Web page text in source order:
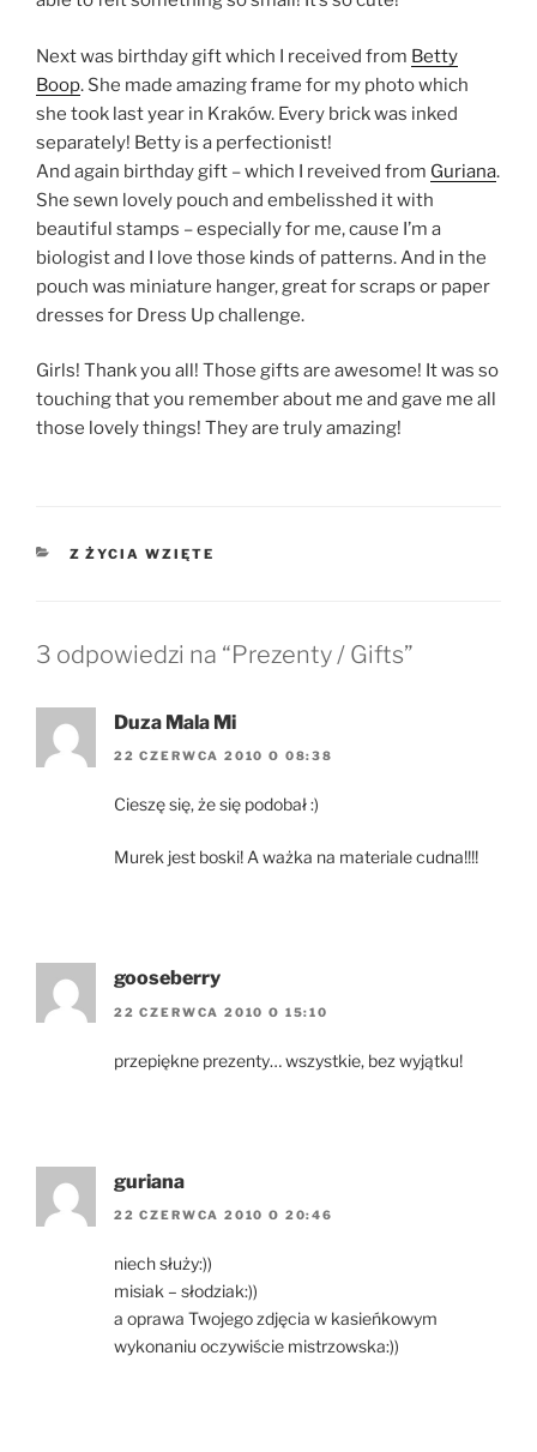
Next was birthday gift which I received from Betty
Boop. She made amazing frame for my photo which
she took last year in Kraków. Every brick was inked
separately! Betty is a perfectionist!
And again birthday gift – which I reveived from Guriana.
She sewn lovely pouch and embelisshed it with
beautiful stamps – especially for me, cause I’m a
biologist and I love those kinds of patterns. And in the
pouch was miniature hanger, great for scraps or paper
dresses for Dress Up challenge.
Girls! Thank you all! Those gifts are awesome! It was so
touching that you remember about me and gave me all
those lovely things! They are truly amazing!
KATEGORIE
Z ŻYCIA WZIĘTE
3 odpowiedzi na “Prezenty / Gifts”
Duza Mala Mi
22 CZERWCA 2010 O 08:38
Cieszę się, że się podobał :)
Murek jest boski! A ważka na materiale cudna!!!!
gooseberry
22 CZERWCA 2010 O 15:10
przepiękne prezenty… wszystkie, bez wyjątku!
guriana
22 CZERWCA 2010 O 20:46
niech służy:))
misiak – słodziak:))
a oprawa Twojego zdjęcia w kasieńkowym
wykonaniu oczywiście mistrzowska:))